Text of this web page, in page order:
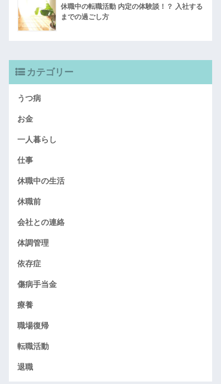
休職中の転職活動 内定の体験談！？ 入社する
までの過ごし方
カテゴリー
うつ病
お金
一人暮らし
仕事
休職中の生活
休職前
会社との連絡
体調管理
依存症
傷病手当金
療養
職場復帰
転職活動
退職